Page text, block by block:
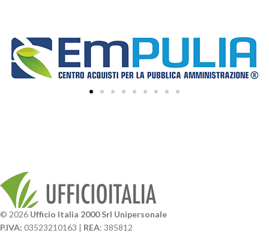
© 2026 Ufficio Italia 2000 Srl Unipersonale
P.IVA: 03523210163 | REA: 385812